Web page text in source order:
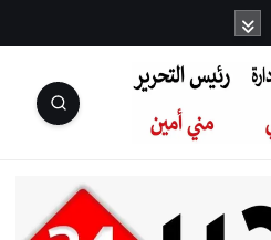
مجلس